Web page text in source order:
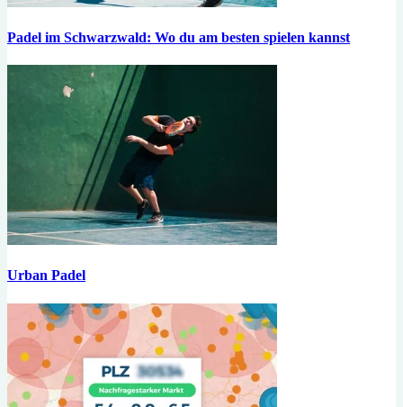
Padel im Schwarzwald: Wo du am besten spielen kannst
Urban Padel